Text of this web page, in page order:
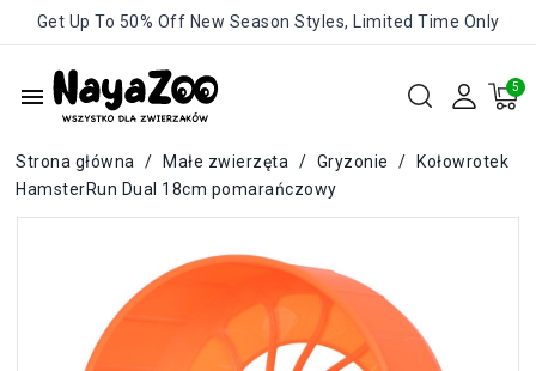
Get Up To 50% Off New Season Styles, Limited Time Only
menu
Strona główna Małe zwierzęta Gryzonie
Kołowrotek
HamsterRun Dual 18cm pomarańczowy